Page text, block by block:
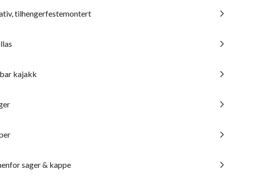
tilhengerfestemontert
kajakk
sager & kappe